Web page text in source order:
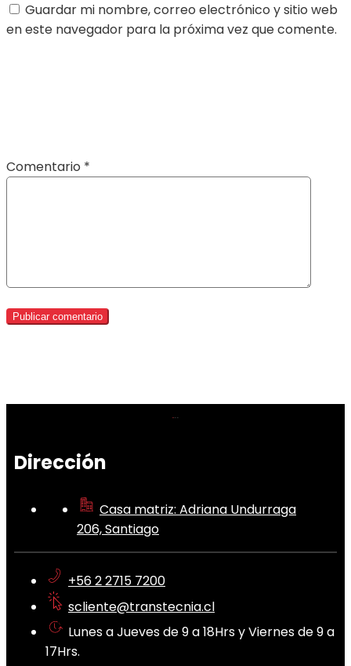
Guardar mi nombre, correo electrónico y sitio web
en este navegador para la próxima vez que comente.
Comentario *
Dirección
Casa matriz: Adriana Undurraga
206, Santiago
+56 2 2715 7200
scliente@transtecnia.cl
Lunes a Jueves de 9 a 18Hrs y Viernes de 9 a
17Hrs.